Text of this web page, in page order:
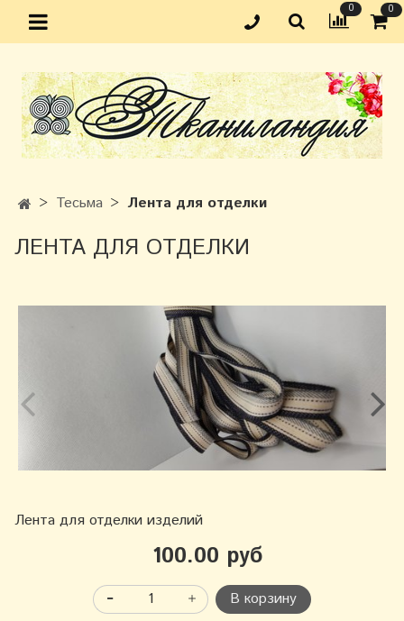
0 0
Тесьма Лента для отделки
ЛЕНТА ДЛЯ ОТДЕЛКИ
Лента для отделки изделий
100.00 руб
В корзину